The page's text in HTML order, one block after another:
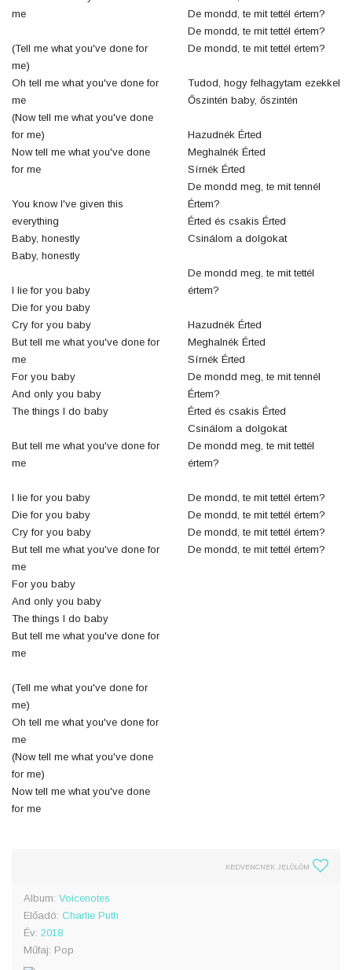
me
(Tell me what you've done for
me)
Oh tell me what you've done for
me
(Now tell me what you've done
for me)
Now tell me what you've done
for me
You know I've given this
everything
Baby, honestly
Baby, honestly
I lie for you baby
Die for you baby
Cry for you baby
But tell me what you've done for
me
For you baby
And only you baby
The things I do baby
But tell me what you've done for
me
I lie for you baby
Die for you baby
Cry for you baby
But tell me what you've done for
me
For you baby
And only you baby
The things I do baby
But tell me what you've done for
me
(Tell me what you've done for
me)
Oh tell me what you've done for
me
(Now tell me what you've done
for me)
Now tell me what you've done
for me
De mondd, te mit tettél értem?
De mondd, te mit tettél értem?
De mondd, te mit tettél értem?
Tudod, hogy felhagytam ezekkel
Őszintén baby, őszintén
Hazudnék Érted
Meghalnék Érted
Sírnék Érted
De mondd meg, te mit tennél
Értem?
Érted és csakis Érted
Csinálom a dolgokat
De mondd meg, te mit tettél
értem?
Hazudnék Érted
Meghalnék Érted
Sírnék Érted
De mondd meg, te mit tennél
Értem?
Érted és csakis Érted
Csinálom a dolgokat
De mondd meg, te mit tettél
értem?
De mondd, te mit tettél értem?
De mondd, te mit tettél értem?
De mondd, te mit tettél értem?
De mondd, te mit tettél értem?
KEDVENCNEK JELÖLÖM
Album: Voicenotes
Előadó: Charlie Puth
Év: 2018
Műfaj: Pop